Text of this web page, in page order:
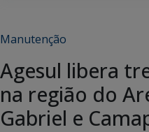
Manutenção
Agesul libera
na região do
Gabriel e